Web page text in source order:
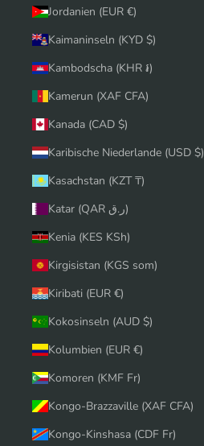
Jordanien (EUR €)
Kaimaninseln (KYD $)
Kambodscha (KHR ៛)
Kamerun (XAF CFA)
Kanada (CAD $)
Karibische Niederlande (USD $)
Kasachstan (KZT ₸)
Katar (QAR ر.ق)
Kenia (KES KSh)
Kirgisistan (KGS som)
Kiribati (EUR €)
Kokosinseln (AUD $)
Kolumbien (EUR €)
Komoren (KMF Fr)
Kongo-Brazzaville (XAF CFA)
Kongo-Kinshasa (CDF Fr)